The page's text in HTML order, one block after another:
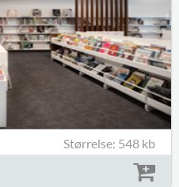
Størrelse: 548 kb